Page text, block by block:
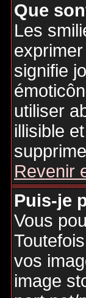
Que
Les
signifie
utiliser
illisible
Revenir
Puis-je
Vous
vos
image